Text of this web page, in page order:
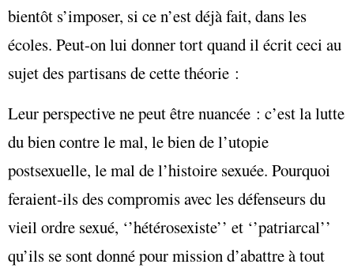
bientôt s’imposer, si ce n’est déjà fait, dans les
écoles. Peut-on lui donner tort quand il écrit ceci au
sujet des partisans de cette théorie :
Leur perspective ne peut être nuancée : c’est la lutte
du bien contre le mal, le bien de l’utopie
postsexuelle, le mal de l’histoire sexuée. Pourquoi
feraient-ils des compromis avec les défenseurs du
vieil ordre sexué, ‘’hétérosexiste’’ et ‘’patriarcal’’
qu’ils se sont donné pour mission d’abattre à tout